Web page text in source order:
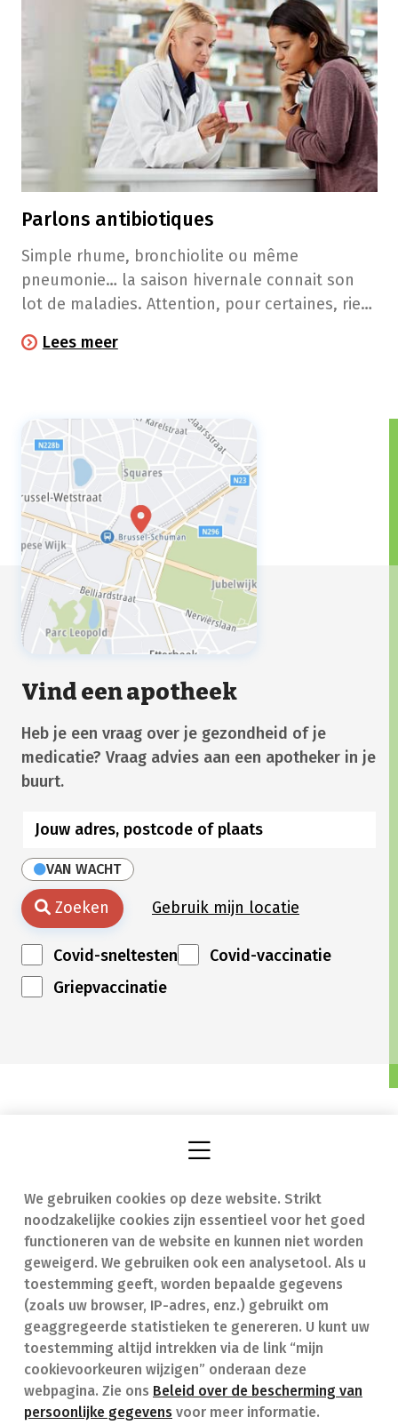
We gebruiken cookies op deze website. Strikt
noodzakelijke cookies zijn essentieel voor het goed
functioneren van de website en kunnen niet worden
geweigerd. We gebruiken ook een analysetool. Als u
toestemming geeft, worden bepaalde gegevens
(zoals uw browser, IP-adres, enz.) gebruikt om
geaggregeerde statistieken te genereren. U kunt uw
toestemming altijd intrekken via de link “mijn
cookievoorkeuren wijzigen” onderaan deze
webpagina. Zie ons Beleid over de bescherming van
persoonlijke gegevens voor meer informatie.
Parlons antibiotiques
Simple rhume, bronchiolite ou même
pneumonie… la saison hivernale connait son
lot de maladies. Attention, pour certaines, rien
faire son travail, se reposer et boire beaucoup
Lees meer
Vind een apotheek
Heb je een vraag over je gezondheid of je
medicatie? Vraag advies aan een apotheker in je
buurt.
VAN WACHT
Zoeken Gebruik mijn locatie
Covid-sneltesten
Covid-vaccinatie
Griepvaccinatie
Vind een apotheek
Onze expertise
Ziekten
Geneesmiddelen
In geval van nood
Contact
Veelgestelde vragen
(FAQ)